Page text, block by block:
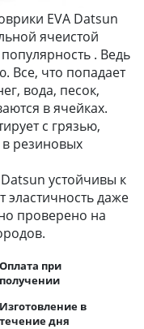
EVA Datsun
ячеистой
. Ведь
Все, что попадает
вода, песок,
в ячейках.
с грязью,
в резиновых
устойчивы к
эластичность даже
проверено на
Оплата при
получении
Изготовление в
течение дня